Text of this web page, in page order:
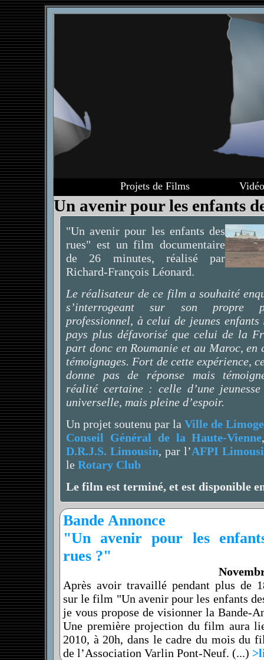
Projets de Films
Un avenir pour les enfants
"Un avenir pour les enfants des
rues" est un film documentaire
de 26 minutes, réalisé par
Richard-François Léonard.
Le réalisateur de ce film a souhaité
s’interrogeant sur son propre
professionnel, à celui de jeunes enfants
pays plus défavorisé que celui de la
part donc en Roumanie et au Maroc, en
témoignages. Fort de cette expérience,
donne pas de réponse mais
réalité certaine : celle d’une jeunesse
universelle, mais pleine d’espoir.
Un projet soutenu par la Ville de
Conseil Général de la Haute-Vienne
D.R.J.S. Limousin, par l’AFPI
le Rotary Club
Le film est terminé, et est disponible
Bande Annonce
"Un avenir pour les
rues ?"
Après avoir travaillé pendant plus de
sur le film "Un avenir pour les enfants
je vous propose de visionner la Bande-
Une première projection du film aura
2010, à 20h, dans le cadre du mois du
de l’Association Varlin Pont-Neuf. (...)